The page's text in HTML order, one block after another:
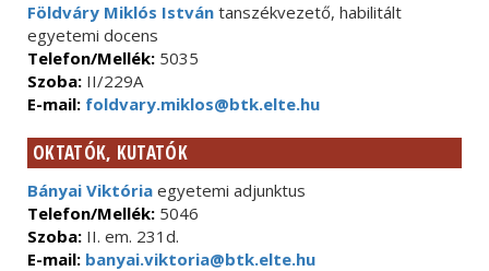
Földváry Miklós István tanszékvezető, habilitált
egyetemi docens
Telefon/Mellék: 5035
Szoba: II/229A
E-mail: foldvary.miklos@btk.elte.hu
OKTATÓK, KUTATÓK
Bányai Viktória egyetemi adjunktus
Telefon/Mellék: 5046
Szoba: II. em. 231d.
E-mail: banyai.viktoria@btk.elte.hu